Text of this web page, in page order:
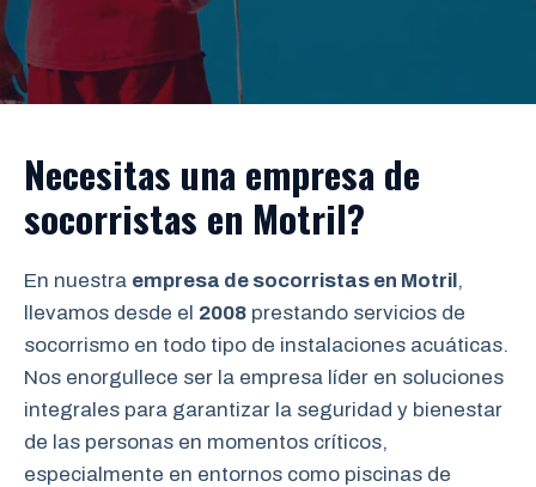
Necesitas una empresa de
socorristas en Motril?
En nuestra empresa de socorristas en Motril,
llevamos desde el 2008 prestando servicios de
socorrismo en todo tipo de instalaciones acuáticas.
Nos enorgullece ser la empresa líder en soluciones
integrales para garantizar la seguridad y bienestar
de las personas en momentos críticos,
especialmente en entornos como piscinas de